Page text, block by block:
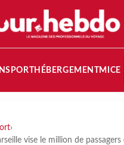
HÉBERGEMENTMICE
›
vise le million de